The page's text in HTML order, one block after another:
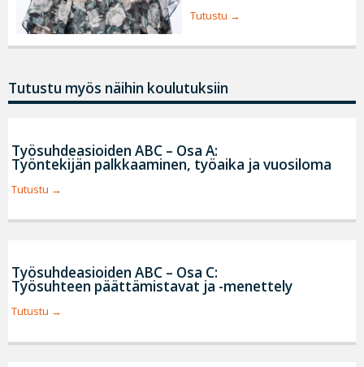
Tutustu
Tutustu myös näihin koulutuksiin
Työsuhdeasioiden ABC – Osa A:
Työntekijän palkkaaminen, työaika ja vuosiloma
Tutustu
Työsuhdeasioiden ABC – Osa C:
Työsuhteen päättämistavat ja -menettely
Tutustu